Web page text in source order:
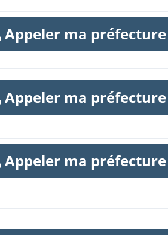
Appeler ma préfecture
Appeler ma préfecture
Appeler ma préfecture